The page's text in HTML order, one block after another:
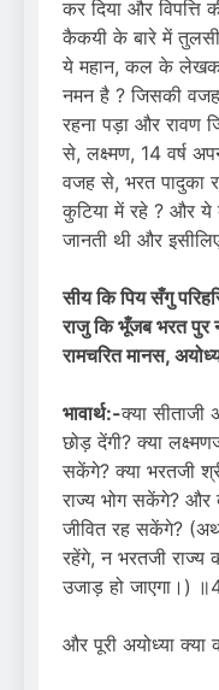
कर दिया और
कैकयी के बारे में
ये महान, कल के लेखक
नमन है ? जिसकी
रहना पड़ा और रावण
से, लक्ष्मण, 14 वर्ष
वजह से, भरत पादुका
कुटिया में रहे ? और ये
जानती थी और
सीय कि पिय सँगु
राजु कि भूँजब भरत पुर
रामचरित मानस,
भावार्थ:-क्या सीताजी
छोड़ देंगी? क्या
सकेंगे? क्या भरतजी
राज्य भोग सकेंगे? और
जीवित रह सकेंगे?
रहेंगे, न भरतजी राज्य
उजाड़ हो जाएगा।)
और पूरी अयोध्या क्या